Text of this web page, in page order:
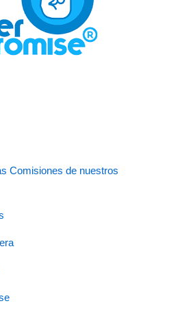
Comisiones de nuestros